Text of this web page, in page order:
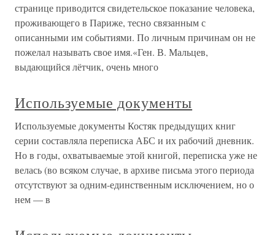
странице приводится свидетельское показание человека,
проживающего в Париже, тесно связанным с
описанными им событиями. По личным причинам он не
пожелал называть свое имя.«Ген. В. Мальцев,
выдающийся лётчик, очень много
Используемые документы
Используемые документы Костяк предыдущих книг
серии составляла переписка АБС и их рабочий дневник.
Но в годы, охватываемые этой книгой, переписка уже не
велась (во всяком случае, в архиве письма этого периода
отсутствуют за одним-единственным исключением, но о
нем — в